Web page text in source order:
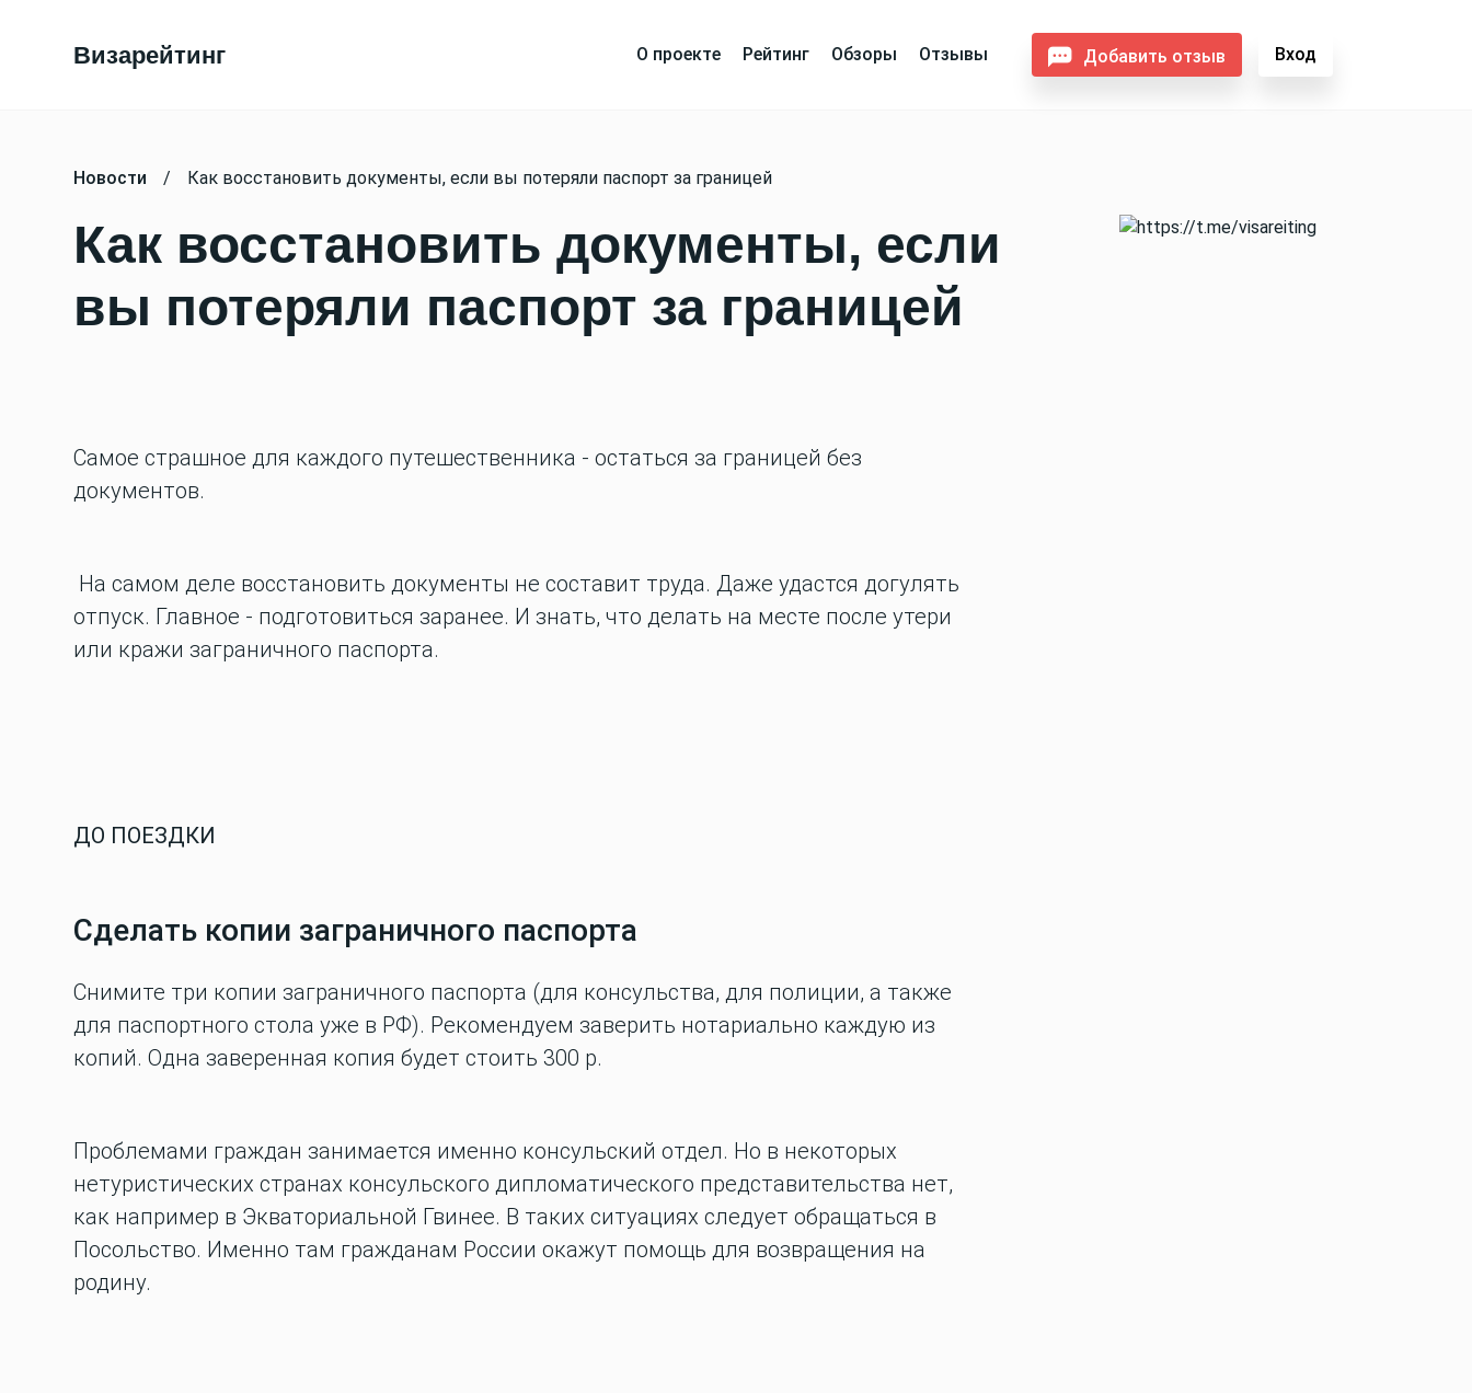
Визарейтинг О проекте Рейтинг Обзоры Отзывы Добавить отзыв Вход
Новости / Как восстановить документы, если вы потеряли паспорт за границей
Как восстановить документы, если
вы потеряли паспорт за границей
Самое страшное для каждого путешественника - остаться за границей без
документов.
На самом деле восстановить документы не составит труда. Даже удастся догулять
отпуск. Главное - подготовиться заранее. И знать, что делать на месте после утери
или кражи заграничного паспорта.
ДО ПОЕЗДКИ
Сделать копии заграничного паспорта
Снимите три копии заграничного паспорта (для консульства, для полиции, а также
для паспортного стола уже в РФ). Рекомендуем заверить нотариально каждую из
копий. Одна заверенная копия будет стоить 300 р.
Проблемами граждан занимается именно консульский отдел. Но в некоторых
нетуристических странах консульского дипломатического представительства нет,
как например в Экваториальной Гвинее. В таких ситуациях следует обращаться в
Посольство. Именно там гражданам России окажут помощь для возвращения на
родину.